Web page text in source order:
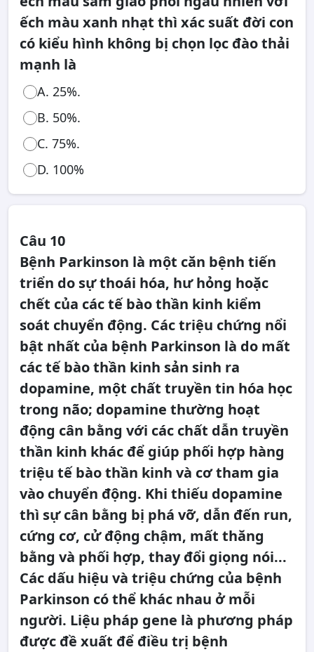
ếch màu xanh nhạt thì xác suất đời con
có kiểu hình không bị chọn lọc đào thải
mạnh là
A. 25%.
B. 50%.
C. 75%.
D. 100%
Câu 10
Bệnh Parkinson là một căn bệnh tiến
triển do sự thoái hóa, hư hỏng hoặc
chết của các tế bào thần kinh kiểm
soát chuyển động. Các triệu chứng nổi
bật nhất của bệnh Parkinson là do mất
các tế bào thần kinh sản sinh ra
dopamine, một chất truyền tin hóa học
trong não; dopamine thường hoạt
động cân bằng với các chất dẫn truyền
thần kinh khác để giúp phối hợp hàng
triệu tế bào thần kinh và cơ tham gia
vào chuyển động. Khi thiếu dopamine
thì sự cân bằng bị phá vỡ, dẫn đến run,
cứng cơ, cử động chậm, mất thăng
bằng và phối hợp, thay đổi giọng nói...
Các dấu hiệu và triệu chứng của bệnh
Parkinson có thể khác nhau ở mỗi
người. Liệu pháp gene là phương pháp
được đề xuất để điều trị bệnh